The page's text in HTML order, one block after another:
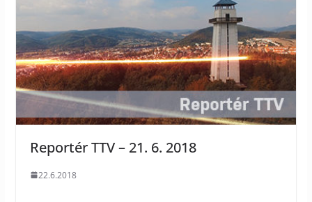
Reportér TTV – 21. 6. 2018
22.6.2018